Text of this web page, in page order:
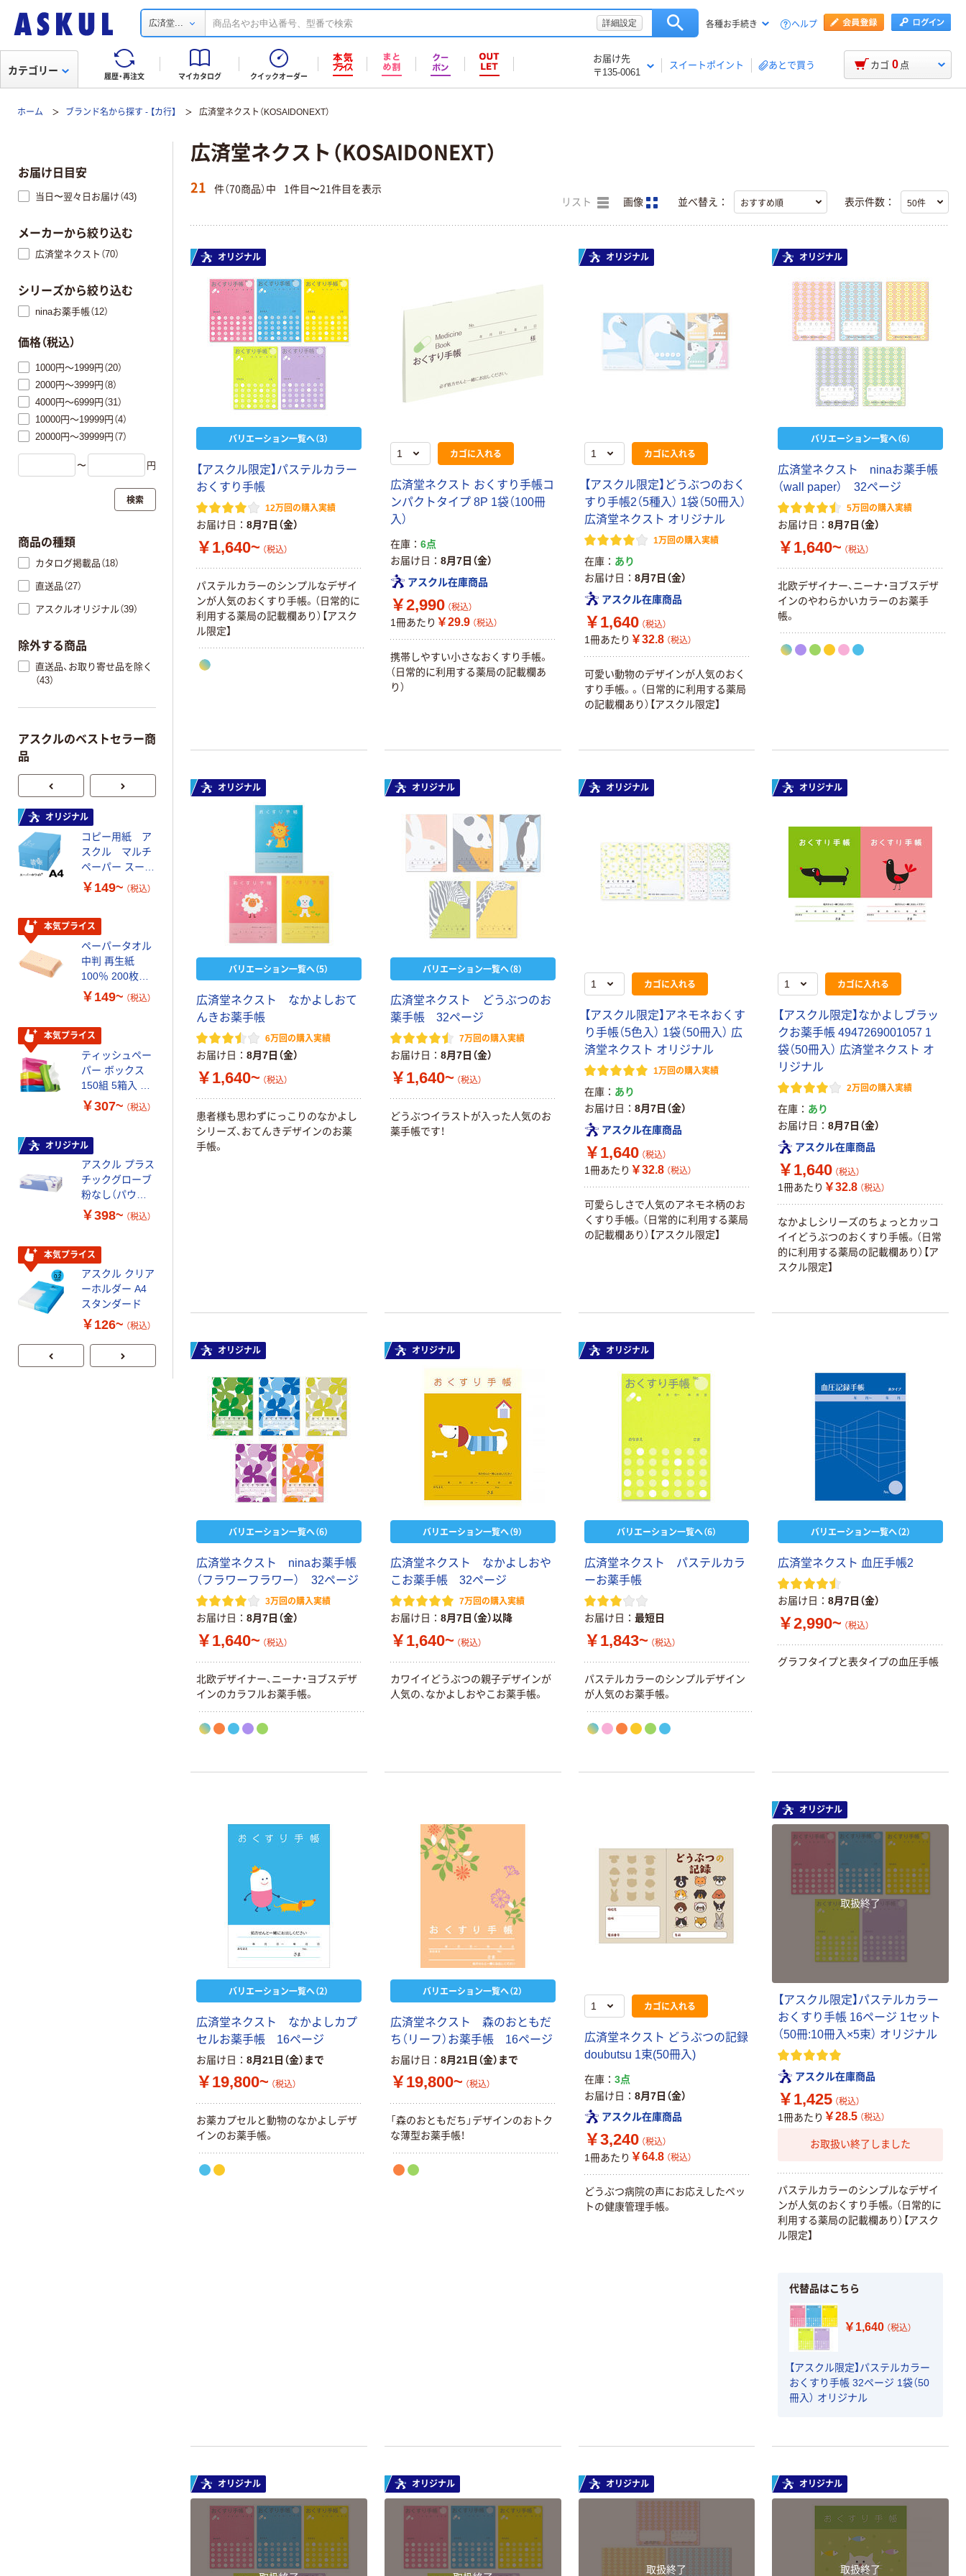
広済堂... 詳細設定 各種お手続き ヘルプ
履歴・再注文 マイカタログ クイックオーダー
お届け先
〒135-0061
スイートポイント あとで買う
カテゴリー カゴ 0 点
ホーム ブランド名から探す - 【カ行】 広済堂ネクスト（KOSAIDONEXT）
広済堂ネクスト（KOSAIDONEXT）
21 件（70商品）中 1件目〜21件目を表示
リスト 画像 並べ替え： 表示件数：
オリジナル
バリエーション一覧へ（3）
【アスクル限定】パステルカラー
おくすり手帳
12万回の購入実績
お届け日 8月7日（金）
￥1,640~ （税込）
パステルカラーのシンプルなデザイ
ンが人気のおくすり手帳。（日常的に
利用する薬局の記載欄あり）【アスク
ル限定】
カゴに入れる
広済堂ネクスト おくすり手帳コ
ンパクトタイプ 8P 1袋（100冊
入）
在庫
6点
お届け日
8月7日（金）
アスクル在庫商品
￥2,990 （税込）
1冊あたり ￥29.9 （税込）
携帯しやすい小さなおくすり手帳。
（日常的に利用する薬局の記載欄あ
り）
オリジナル
カゴに入れる
【アスクル限定】どうぶつのおく
すり手帳2（5種入） 1袋（50冊入）
広済堂ネクスト オリジナル
1万回の購入実績
在庫
あり
お届け日
8月7日（金）
アスクル在庫商品
￥1,640 （税込）
1冊あたり ￥32.8 （税込）
可愛い動物のデザインが人気のおく
すり手帳。。（日常的に利用する薬局
の記載欄あり）【アスクル限定】
オリジナル
バリエーション一覧へ（6）
広済堂ネクスト ninaお薬手帳
（wall paper） 32ページ
5万回の購入実績
お届け日 8月7日（金）
￥1,640~ （税込）
北欧デザイナー、ニーナ・ヨブスデザ
インのやわらかいカラーのお薬手
帳。
オリジナル
バリエーション一覧へ（5）
広済堂ネクスト なかよしおて
んきお薬手帳
6万回の購入実績
お届け日 8月7日（金）
￥1,640~ （税込）
患者様も思わずにっこりのなかよし
シリーズ、おてんきデザインのお薬
手帳。
オリジナル
バリエーション一覧へ（8）
広済堂ネクスト どうぶつのお
薬手帳 32ページ
7万回の購入実績
お届け日 8月7日（金）
￥1,640~ （税込）
どうぶつイラストが入った人気のお
薬手帳です！
オリジナル
カゴに入れる
【アスクル限定】アネモネおくす
り手帳（5色入） 1袋（50冊入） 広
済堂ネクスト オリジナル
1万回の購入実績
在庫
あり
お届け日
8月7日（金）
アスクル在庫商品
￥1,640 （税込）
1冊あたり ￥32.8 （税込）
可愛らしさで人気のアネモネ柄のお
くすり手帳。（日常的に利用する薬局
の記載欄あり）【アスクル限定】
オリジナル
カゴに入れる
【アスクル限定】なかよしブラッ
クお薬手帳 4947269001057 1
袋（50冊入） 広済堂ネクスト オ
リジナル
2万回の購入実績
在庫
あり
お届け日
8月7日（金）
アスクル在庫商品
￥1,640 （税込）
1冊あたり ￥32.8 （税込）
なかよしシリーズのちょっとカッコ
イイどうぶつのおくすり手帳。（日常
的に利用する薬局の記載欄あり）【ア
スクル限定】
オリジナル
バリエーション一覧へ（6）
広済堂ネクスト ninaお薬手帳
（フラワーフラワー） 32ページ
3万回の購入実績
お届け日 8月7日（金）
￥1,640~ （税込）
北欧デザイナー、ニーナ・ヨブスデザ
インのカラフルお薬手帳。
オリジナル
バリエーション一覧へ（9）
広済堂ネクスト なかよしおや
こお薬手帳 32ページ
7万回の購入実績
お届け日 8月7日（金）以降
￥1,640~ （税込）
カワイイどうぶつの親子デザインが
人気の、なかよしおやこお薬手帳。
オリジナル
バリエーション一覧へ（6）
広済堂ネクスト パステルカラ
ーお薬手帳
お届け日 最短日
￥1,843~ （税込）
パステルカラーのシンプルデザイン
が人気のお薬手帳。
バリエーション一覧へ（2）
広済堂ネクスト 血圧手帳2
お届け日 8月7日（金）
￥2,990~ （税込）
グラフタイプと表タイプの血圧手帳
バリエーション一覧へ（2）
広済堂ネクスト なかよしカプ
セルお薬手帳 16ページ
お届け日 8月21日（金）まで
￥19,800~ （税込）
お薬カプセルと動物のなかよしデザ
インのお薬手帳。
バリエーション一覧へ（2）
広済堂ネクスト 森のおともだ
ち（リーフ）お薬手帳 16ページ
お届け日 8月21日（金）まで
￥19,800~ （税込）
「森のおともだち」デザインのおトク
な薄型お薬手帳！
カゴに入れる
広済堂ネクスト どうぶつの記録
doubutsu 1束(50冊入)
在庫
3点
お届け日
8月7日（金）
アスクル在庫商品
￥3,240 （税込）
1冊あたり ￥64.8 （税込）
どうぶつ病院の声にお応えしたペッ
トの健康管理手帳。
オリジナル
取扱終了
【アスクル限定】パステルカラー
おくすり手帳 16ページ 1セット
（50冊:10冊入×5束） オリジナル
アスクル在庫商品
￥1,425 （税込）
1冊あたり ￥28.5 （税込）
お取扱い終了しました
パステルカラーのシンプルなデザイ
ンが人気のおくすり手帳。（日常的に
利用する薬局の記載欄あり）【アスク
ル限定】
代替品はこちら
￥1,640 （税込）
【アスクル限定】パステルカラー
おくすり手帳 32ページ 1袋（50
冊入） オリジナル
オリジナル オリジナル オリジナル
取扱終了
オリジナル
取扱終了
お届け日目安
当日〜翌々日お届け（43)
メーカーから絞り込む
広済堂ネクスト（70）
シリーズから絞り込む
ninaお薬手帳（12）
価格（税込）
1000円～1999円（20）
2000円～3999円（8）
4000円～6999円（31）
10000円～19999円（4）
20000円～39999円（7）
〜 円
検索
商品の種類
カタログ掲載品（18）
直送品（27）
アスクルオリジナル（39）
除外する商品
直送品、お取り寄せ品を除く
（43）
アスクルのベストセラー商
品
オリジナル
コピー用紙 ア
スクル マルチ
ペーパー スーパ
ーホワイト+
￥149~ （税込）
本気プライス
ペーパータオル
中判 再生紙
100％ 200枚
FSC認証 シング
￥149~ （税込）
本気プライス
ティッシュペー
パー ボックス
150組 5箱入 ア
スクル スマート
証
￥307~ （税込）
オリジナル
アスクル プラス
チックグローブ
粉なし（パウダ
ーフリー）
￥398~ （税込）
本気プライス
アスクル クリア
ーホルダー A4
スタンダード
￥126~ （税込）
トイレットペー
パー ダブル60
ｍ 再生紙
100% 6ロール
リサイクル100
芯あり FSC認
証
￥446~
コピー用紙 マ
ルチペーパー
スーパーエコノ
￥149~ （税込）
本気プライス
アスクル 耳にや
さしい やわらか
いマスク
本気プライス
トイレシート
トイレットペー
パー シングル
120ｍ 再生紙
100% 6ロール
リサイクル100
芯あり FSC認
￥455~ （税込）
ラルミネラルウ
ォーター 500ml
付き／2Lラベル
レス 10本
￥1,037~
（税込）
中判 バージンパ
ルプ100％ 200
枚入 PEFC認証
シングル アスク
￥156~ （税込）
ップ
オリジナル
G バルクタイプ
指定医薬部外品
（税込）
本気プライス
パー ボックス
モカ 200組 5個
アスクル オリジ
ナルティッシュ
PEFC認証
￥428~ （税込）
オリジナル
【アスクル限定】
ファーストレイ
ト ニトリルグ
ローブ ブル
ー 粉なし（パ
ウダーフリー）
￥698~ （税込）
サントリー 天然
￥686~ （税込）
形 アルカリ乾
電池 北欧パッ
ケージ アスク
ルオリジナル
￥140~
カラ 厚さ
0.22mm 布テー
￥145~
コピー用紙 ア
スクル マルチ
ペーパー スーパ
ーホワイト+
￥149~
100％ 200枚
FSC認証 シング
企画 オリジナル
￥149~
本気プライス
ティッシュペー
150組 5箱入 ア
ビッド PEFC認
証
オリジナル
粉なし（パウダ
￥398~ （税込）
本気プライス